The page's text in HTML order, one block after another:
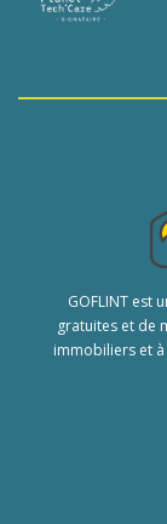
GOFLINT est
gratuites et de
immobiliers et